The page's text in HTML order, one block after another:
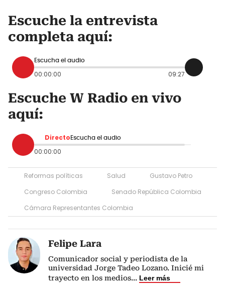
Escuche la entrevista
completa aquí:
Escucha el audio
00:00:00 09:27
Escuche W Radio en vivo
aquí:
Directo Escucha el audio
00:00:00
Reformas políticas Salud
Gustavo Petro
Congreso Colombia
Senado República Colombia
Cámara Representantes Colombia
Felipe Lara
Comunicador social y periodista de la
universidad Jorge Tadeo Lozano. Inicié mi
trayecto en los medios... Leer más